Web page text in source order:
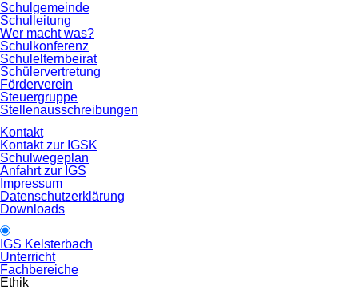
Schulgemeinde
Schulleitung
Wer macht was?
Schulkonferenz
Schulelternbeirat
Schülervertretung
Förderverein
Steuergruppe
Stellenausschreibungen
Kontakt
Kontakt zur IGSK
Schulwegeplan
Anfahrt zur IGS
Impressum
Datenschutzerklärung
Downloads
IGS Kelsterbach
Unterricht
Fachbereiche
Ethik